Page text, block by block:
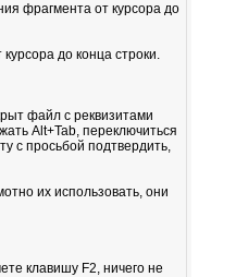
фрагмента от курсора до
до конца строки.
файл с реквизитами
Alt+Tab, переключиться
с просьбой подтвердить,
их использовать, они
клавишу F2, ничего не